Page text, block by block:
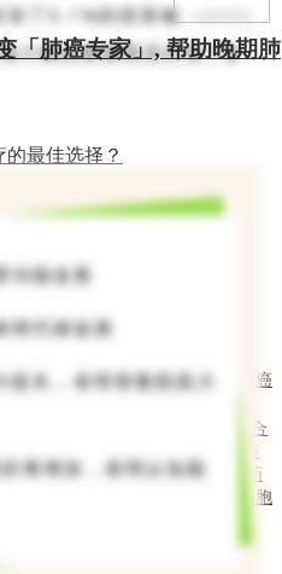
了 0.1%的甜菜碱
小鼠的衰老情况出现了多
功能改善
明代谢改善
延长，表明骨骼肌肌力
距离增加，表明认知能
「肺癌专家」, 帮助晚期肺
疗的最佳选择？
癌 胰腺癌 血液肿瘤 食管癌 鼻咽癌
PD-1联合
放疗 淋巴瘤 癌症 结直肠癌
耐药
非小细胞
粤）-非经营性-2017-0190